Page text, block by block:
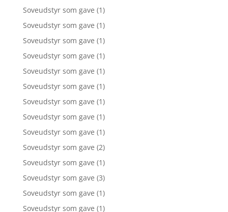
Soveudstyr som gave (1)
Soveudstyr som gave (1)
Soveudstyr som gave (1)
Soveudstyr som gave (1)
Soveudstyr som gave (1)
Soveudstyr som gave (1)
Soveudstyr som gave (1)
Soveudstyr som gave (1)
Soveudstyr som gave (1)
Soveudstyr som gave (2)
Soveudstyr som gave (1)
Soveudstyr som gave (3)
Soveudstyr som gave (1)
Soveudstyr som gave (1)